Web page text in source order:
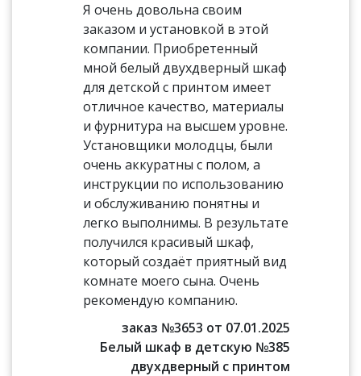
Я очень довольна своим
заказом и установкой в этой
компании. Приобретенный
мной белый двухдверный шкаф
для детской с принтом имеет
отличное качество, материалы
и фурнитура на высшем уровне.
Установщики молодцы, были
очень аккуратны с полом, а
инструкции по использованию
и обслуживанию понятны и
легко выполнимы. В результате
получился красивый шкаф,
который создаёт приятный вид
комнате моего сына. Очень
рекомендую компанию.
заказ №3653 от 07.01.2025
Белый шкаф в детскую №385
двухдверный с принтом